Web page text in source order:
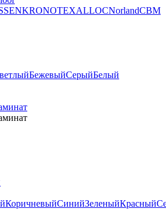
KRONOTEXALLOCNorlandCBM
БежевыйСерыйБелый
КоричневыйСинийЗеленыйКрасный